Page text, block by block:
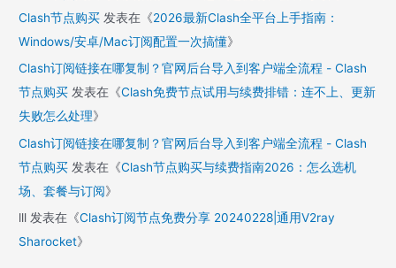
Clash节点购买 发表在《2026最新Clash全平台上手指南：
Windows/安卓/Mac订阅配置一次搞懂》
Clash订阅链接在哪复制？官网后台导入到客户端全流程 - Clash
节点购买 发表在《Clash免费节点试用与续费排错：连不上、更新
失败怎么处理》
Clash订阅链接在哪复制？官网后台导入到客户端全流程 - Clash
节点购买 发表在《Clash节点购买与续费指南2026：怎么选机
场、套餐与订阅》
lll 发表在《Clash订阅节点免费分享 20240228|通用V2ray
Sharocket》